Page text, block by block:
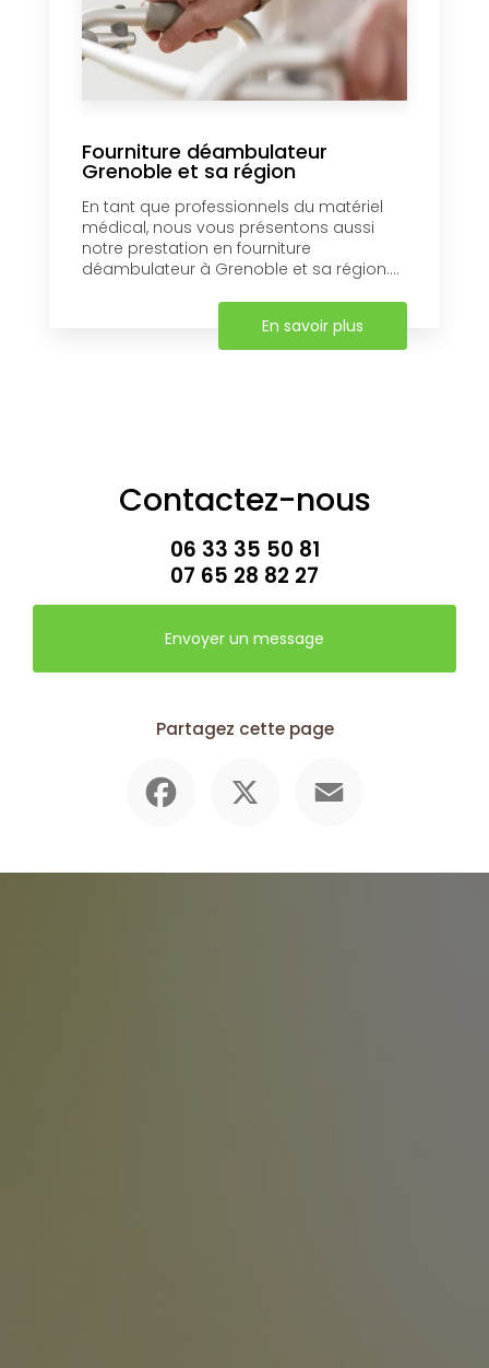
Fourniture déambulateur
Grenoble et sa région
En tant que professionnels du matériel
médical, nous vous présentons aussi
notre prestation en fourniture
déambulateur à Grenoble et sa région....
En savoir plus
Contactez-nous
06 33 35 50 81
07 65 28 82 27
Envoyer un message
Partagez cette page